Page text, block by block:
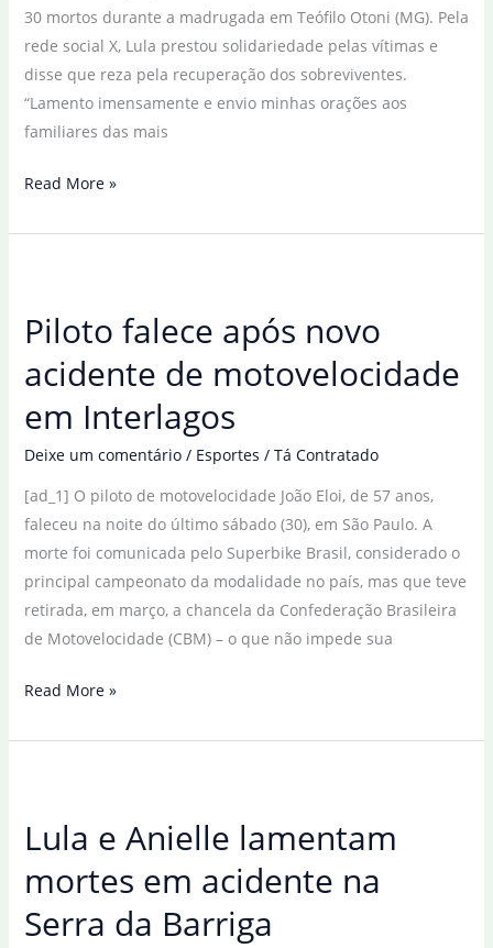
30 mortos durante a madrugada em Teófilo Otoni (MG). Pela
rede social X, Lula prestou solidariedade pelas vítimas e
disse que reza pela recuperação dos sobreviventes.
“Lamento imensamente e envio minhas orações aos
familiares das mais
Lula
mortes
acidente
Minas
Gerais
Read More »
Piloto falece após novo
acidente de motovelocidade
em Interlagos
Deixe um comentário / Esportes / Tá Contratado
[ad_1] O piloto de motovelocidade João Eloi, de 57 anos,
faleceu na noite do último sábado (30), em São Paulo. A
morte foi comunicada pelo Superbike Brasil, considerado o
principal campeonato da modalidade no país, mas que teve
retirada, em março, a chancela da Confederação Brasileira
de Motovelocidade (CBM) – o que não impede sua
Piloto
após
de
em
Interlagos
Read More »
Lula e Anielle lamentam
mortes em acidente na
Serra da Barriga